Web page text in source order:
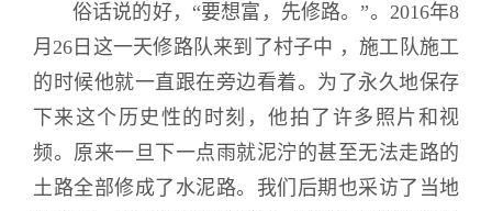
俗话说的好，“要想富，先修路。”。2016年8
月26日这一天修路队来到了村子中 ，施工队施工
的时候他就一直跟在旁边看着。为了永久地保存
下来这个历史性的时刻，他拍了许多照片和视
频。原来一旦下一点雨就泥泞的甚至无法走路的
土路全部修成了水泥路。我们后期也采访了当地